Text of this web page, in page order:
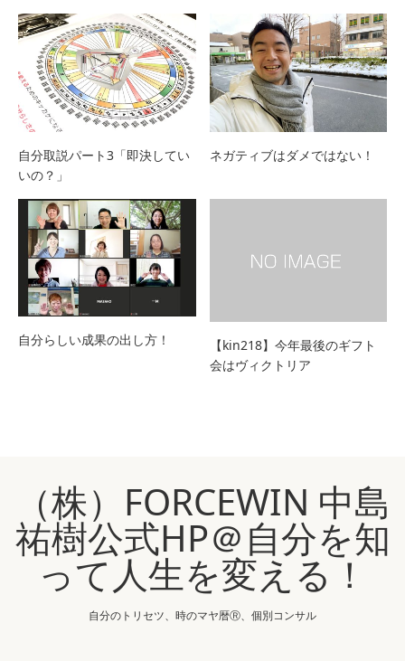
自分取説パート3「即決してい
いの？」
ネガティブはダメではない！
自分らしい成果の出し方！
【kin218】今年最後のギフト
会はヴィクトリア
（株）FORCEWIN 中島
祐樹公式HP＠自分を知
って人生を変える！
自分のトリセツ、時のマヤ暦Ⓡ、個別コンサル